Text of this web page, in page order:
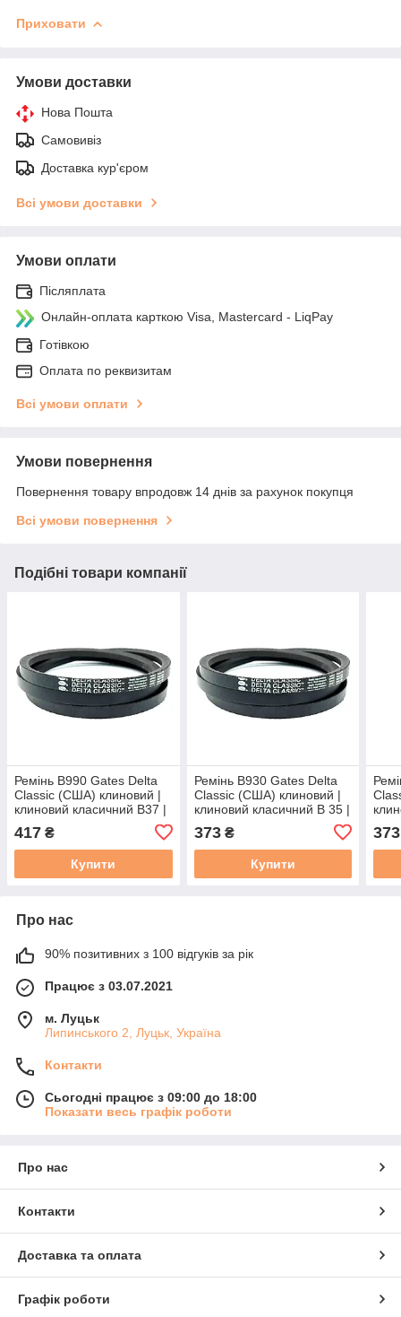
Приховати
Умови доставки
Нова Пошта
Самовивіз
Доставка кур'єром
Всі умови доставки
Умови оплати
Післяплата
Онлайн-оплата карткою Visa, Mastercard - LiqPay
Готівкою
Оплата по реквизитам
Всі умови оплати
Умови повернення
Повернення товару впродовж 14 днів за рахунок покупця
Всі умови повернення
Подібні товари компанії
Ремінь B990 Gates Delta
Classic (США) клиновий |
клиновий класичний B37 |
417 ₴
Купити
Ремінь B930 Gates Delta
Classic (США) клиновий |
клиновий класичний B 35 |
373₴
Купити
373
Про нас
90% позитивних з 100 відгуків за рік
Працює з 03.07.2021
м. Луцьк
Липинського 2, Луцьк, Україна
Контакти
Сьогодні працює з 09:00 до 18:00
Показати весь графік роботи
Про нас
Контакти
Доставка та оплата
Графік роботи